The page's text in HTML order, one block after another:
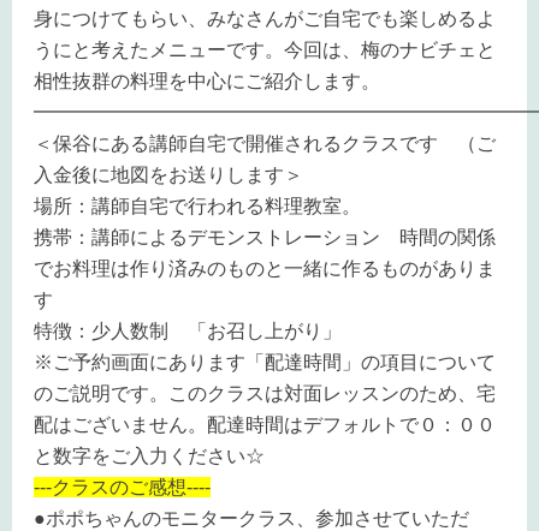
身につけてもらい、みなさんがご自宅でも楽しめるよ
うにと考えたメニューです。今回は、梅のナビチェと
相性抜群の料理を中心にご紹介します。
＜保谷にある講師自宅で開催されるクラスです （ご
入金後に地図をお送りします＞
場所：講師自宅で行われる料理教室。
携帯：講師によるデモンストレーション 時間の関係
でお料理は作り済みのものと一緒に作るものがありま
す
特徴：少人数制 「お召し上がり」
※ご予約画面にあります「配達時間」の項目について
のご説明です。このクラスは対面レッスンのため、宅
配はございません。配達時間はデフォルトで０：００
と数字をご入力ください☆
---クラスのご感想----
●ポポちゃんのモニタークラス、参加させていただ